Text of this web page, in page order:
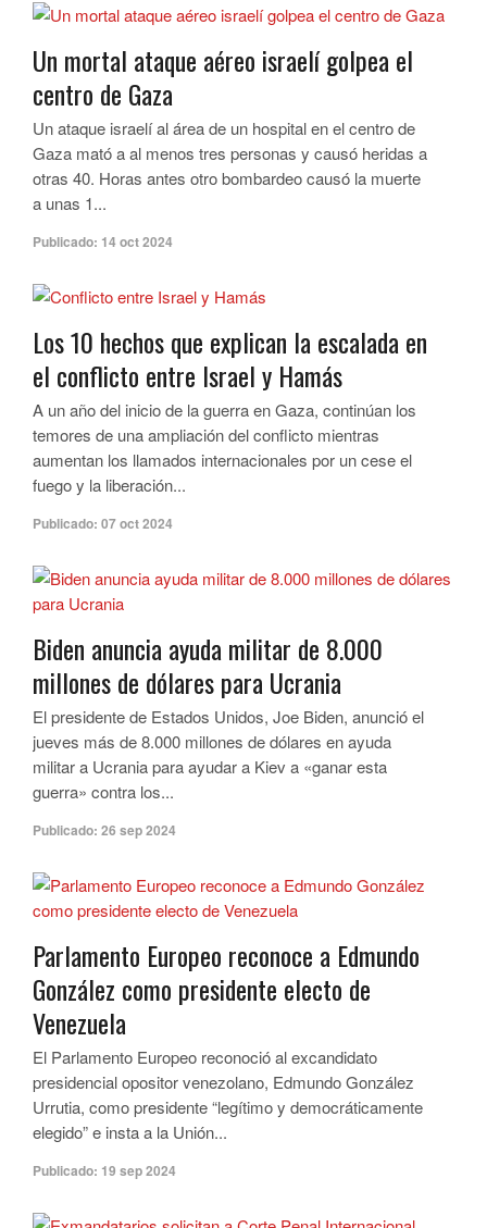
Un mortal ataque aéreo israelí golpea el
centro de Gaza
Un ataque israelí al área de un hospital en el centro de
Gaza mató a al menos tres personas y causó heridas a
otras 40. Horas antes otro bombardeo causó la muerte
a unas 1...
Publicado: 14 oct 2024
Los 10 hechos que explican la escalada en
el conflicto entre Israel y Hamás
A un año del inicio de la guerra en Gaza, continúan los
temores de una ampliación del conflicto mientras
aumentan los llamados internacionales por un cese el
fuego y la liberación...
Publicado: 07 oct 2024
Biden anuncia ayuda militar de 8.000
millones de dólares para Ucrania
El presidente de Estados Unidos, Joe Biden, anunció el
jueves más de 8.000 millones de dólares en ayuda
militar a Ucrania para ayudar a Kiev a «ganar esta
guerra» contra los...
Publicado: 26 sep 2024
Parlamento Europeo reconoce a Edmundo
González como presidente electo de
Venezuela
El Parlamento Europeo reconoció al excandidato
presidencial opositor venezolano, Edmundo González
Urrutia, como presidente “legítimo y democráticamente
elegido” e insta a la Unión...
Publicado: 19 sep 2024